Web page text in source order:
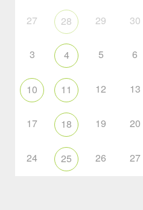
27 28 29 30
3 4 5 6
10 11 12 13
17 18 19 20
24 25 26 27